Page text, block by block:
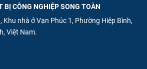
BỊ CÔNG NGHIỆP SONG TOÀN
Khu nhà ở Vạn Phúc 1, Phường Hiệp Bình,
Việt Nam.